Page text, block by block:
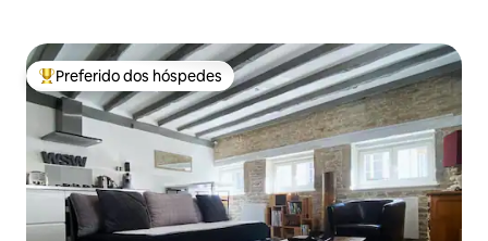
Entre os melhores preferidos dos hóspedes
Preferido dos hóspedes